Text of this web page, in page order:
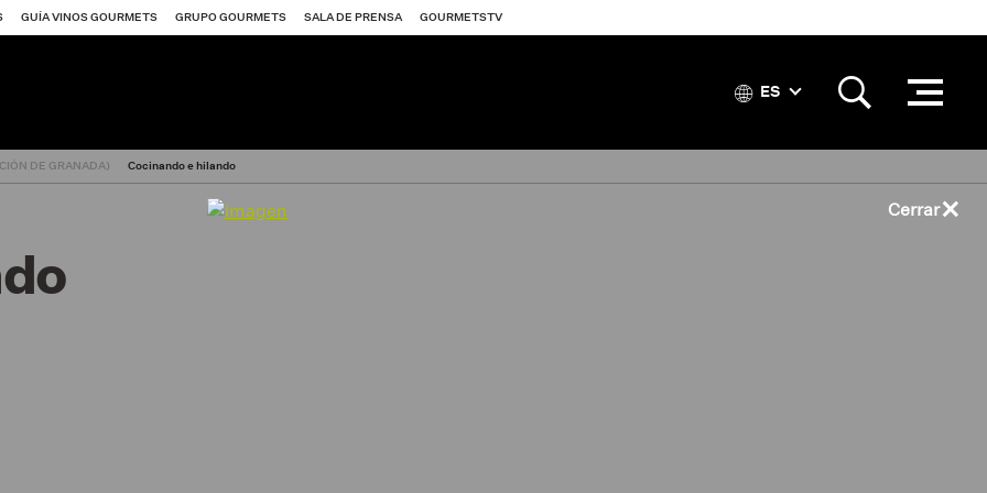
GUÍA VINOS GOURMETS GRUPO GOURMETS SALA DE PRENSA GOURMETSTV
ES
DE GRANADA) Cocinando e hilando
Cerrar×